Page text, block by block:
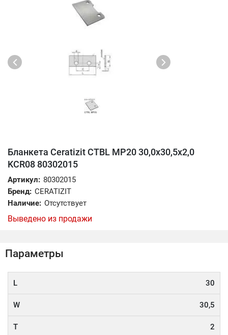
Бланкета Ceratizit CTBL MP20 30,0x30,5x2,0
KCR08 80302015
Артикул: 80302015
Бренд: CERATIZIT
Наличие: Отсутствует
Выведено из продажи
Параметры
L 30
W 30,5
T 2